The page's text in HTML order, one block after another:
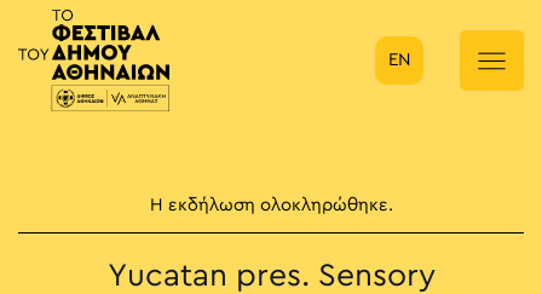
Κύρια πλοήγηση
EN
Η εκδήλωση ολοκληρώθηκε.
Yucatan pres. Sensory